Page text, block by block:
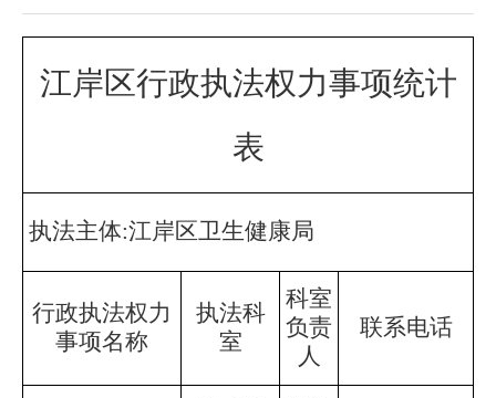
江岸区行政执法权力事项统计
表
执法主体:江岸区卫生健康局
行政执法权力
事项名称
执法科
室
科室
负责
人
联系电话